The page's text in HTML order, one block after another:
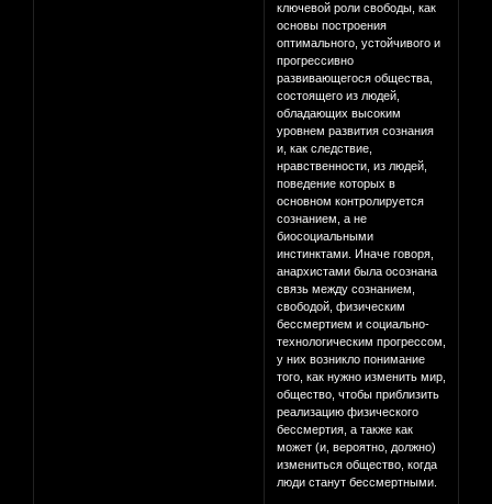
ключевой роли свободы, как
основы построения
оптимального, устойчивого и
прогрессивно
развивающегося общества,
состоящего из людей,
обладающих высоким
уровнем развития сознания
и, как следствие,
нравственности, из людей,
поведение которых в
основном контролируется
сознанием, а не
биосоциальными
инстинктами. Иначе говоря,
анархистами была осознана
связь между сознанием,
свободой, физическим
бессмертием и социально-
технологическим прогрессом,
у них возникло понимание
того, как нужно изменить мир,
общество, чтобы приблизить
реализацию физического
бессмертия, а также как
может (и, вероятно, должно)
измениться общество, когда
люди станут бессмертными.